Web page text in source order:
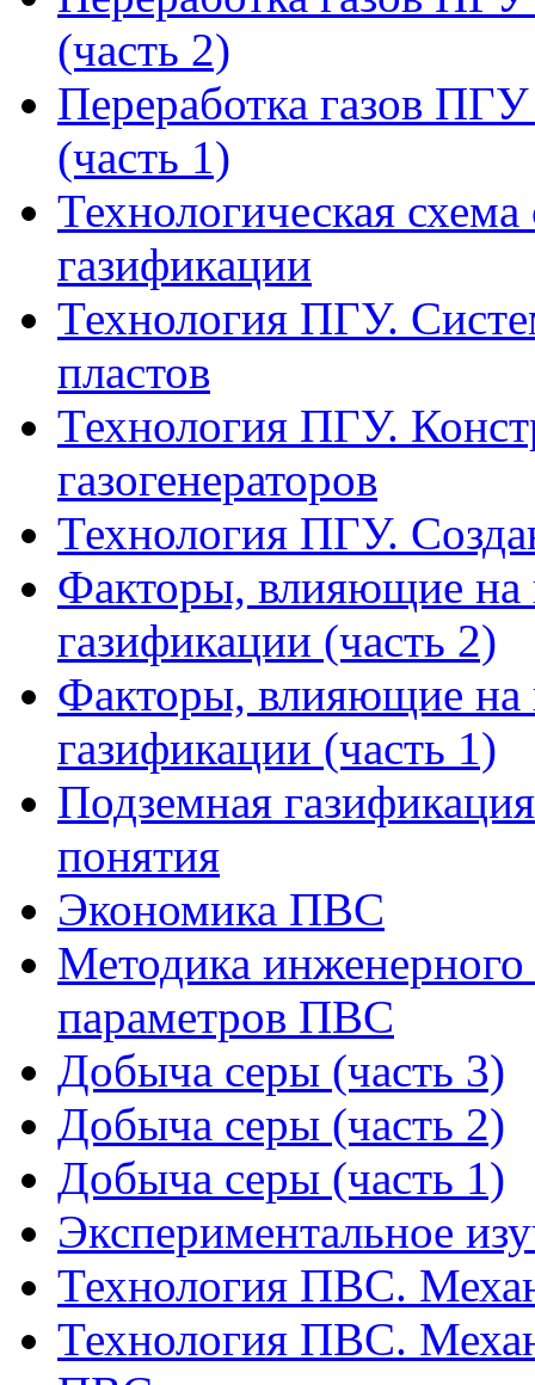
(часть 2)
Переработка газов
(часть 1)
Технологическая
газификации
Технология ПГУ.
пластов
Технология ПГУ.
газогенераторов
Технология ПГУ.
Факторы, влияющие на
газификации (часть 2)
Факторы, влияющие на
газификации (часть 1)
Подземная
понятия
Экономика ПВС
Методика инженерного
параметров ПВС
Добыча серы (часть 3)
Добыча серы (часть 2)
Добыча серы (часть 1)
Экспериментальное
Технология ПВС.
Технология ПВС.